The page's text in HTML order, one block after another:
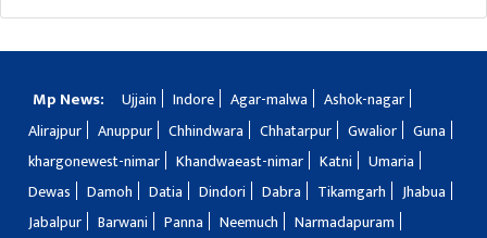
Mp News: Ujjain Indore Agar-malwa
Ashok-nagar
Alirajpur
Anuppur Chhindwara Chhatarpur Gwalior
Guna
khargonewest-nimar
Khandwaeast-nimar Katni
Umaria
Dewas
Damoh Datia Dindori Dabra Tikamgarh
Jhabua
Jabalpur
Barwani Panna Neemuch
Narmadapuram